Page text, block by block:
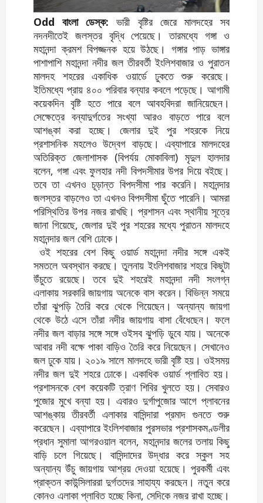
Odd বাংলা ডেস্ক: ভারী বৃষ্টির জেরে মালদহের সব
নদনদীতেই জলস্তর বৃদ্ধি পেয়েছে। তারমধ্যে গঙ্গা ও
মহানন্দা ক্রমশ বিপজ্জনক হয়ে উঠছে। গঙ্গার পাড় ভাঙ্গার
পাশাপাশি মহানন্দা নদীর জল তীরবর্তী ইংলিশবাজার ও পুরাতন
মালদহ শহরের একাধিক ওয়ার্ডে ঢুকতে শুরু করেছে।
ইতিমধ্যে প্রায় ৪০০ পরিবার বন্যার কবলে পড়েছে। আগামী
কয়েকদিন বৃষ্টি হতে পারে বলে আবহবিদরা জানিয়েছেন।
সেক্ষেত্রে বন্যাদুর্গতের সংখ্যা আরও বাড়তে পারে বলে
আশঙ্কা করা হচ্ছে। জেলার দুই পুর শহরকে নিয়ে
প্রশাসনিক মহলেও উদ্বেগ বাড়ছে। এব্যাপারে মালদহের
অতিরিক্ত জেলাশাসক (বিপর্যয় মোকাবিলা) মৃদুল হালদার
বলেন, গঙ্গা এবং ফুলহার নদী বিপদসীমার উপর দিয়ে বইছে।
তবে তা এখনও চূড়ান্ত বিপদসীমা পার করেনি। মহানন্দার
জলস্তর বাড়লেও তা এখনও বিপদসীমা ছুঁতে পারেনি। আমরা
পরিস্থিতির উপর নজর রাখছি। প্রশাসন এবং স্থানীয় সূত্রে
জানা গিয়েছে, জেলার দুই পুর শহরের মধ্যে পুরাতন মালদহে
মহানন্দার জল বেশি ঢোকে।
ওই শহরের বেশ কিছু ওয়ার্ড মহানন্দা নদীর সঙ্গে একই
সমতলে অবস্থান করছে। তুলনায় ইংলিশবাজার শহরে কিছুটা
উঁচুতে রয়েছে। তবে দুই শহরেই মহানন্দা নদী সংলগ্ন
এলাকায় সরকারি জায়গায় অনেকে বাস করেন। বিভিন্ন সময়ে
তাঁরা ঝুপড়ি তৈরি করে থেকে গিয়েছেন। অন্যান্য জায়গা
থেকে উঠে এসে তাঁরা নদীর জায়গায় বাসা বেঁধেছেন। ফলে
নদীর জল বাড়ার সঙ্গে সঙ্গে ওইসব ঝুপড়ি ডুবে যায়। অনেকে
আবার নদী বক্ষে পাকা বাড়িও তৈরি করে নিয়েছেন। সেখানেও
জল ঢুকে যায়। ২০১৯ সালে মালদহে ভারী বৃষ্টি হয়। ওইসময়
নদীর জল দুই শহরে ঢোকে। একাধিক ওয়ার্ড প্লাবিত হয়।
প্রশাসনকে বেশ কয়েকটি ত্রাণ শিবির খুলতে হয়। সেবারও
পুজোর মুখে বন্যা হয়। এবারও দুর্গাপুজোর আগে প্লাবনের
আশঙ্কায় তীরবর্তী এলাকার বাসিন্দারা প্রমাদ গুনতে শুরু
করেছেন। এব্যাপারে ইংলিশবাজার পুরসভার প্রশাসকমণ্ডলীর
প্রধান সুমালা আগরওয়াল বলেন, মহানন্দার জলের তলায় কিছু
বাড়ি চলে গিয়েছে। বাসিন্দাদের উদ্ধার করে স্কুল সহ
অন্যান্য উঁচু জায়গায় আশ্রয় দেওয়া হয়েছে। পুরকর্মী এবং
প্রাক্তন কাউন্সিলাররা দুর্গতদের সাহায্য করছেন। নতুন করে
কোনও এলাকা প্লাবিত হচ্ছে কিনা, সেদিকে নজর রাখা হচ্ছে।